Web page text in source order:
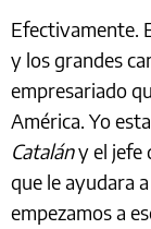
Efectivamente.
y los grandes
empresariado
América. Yo
Catalány el jefe
que le ayudara
empezamos a